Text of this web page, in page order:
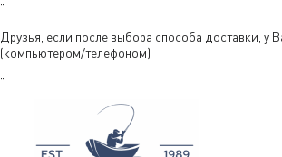
"
Друзья, если после выбора способа доставки, у
(компьютером/телефоном)
"